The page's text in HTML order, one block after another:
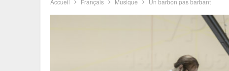
Accueil Français Musique Un barbon pas barbant